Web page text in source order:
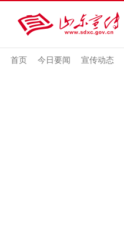
首页 今日要闻 宣传动态